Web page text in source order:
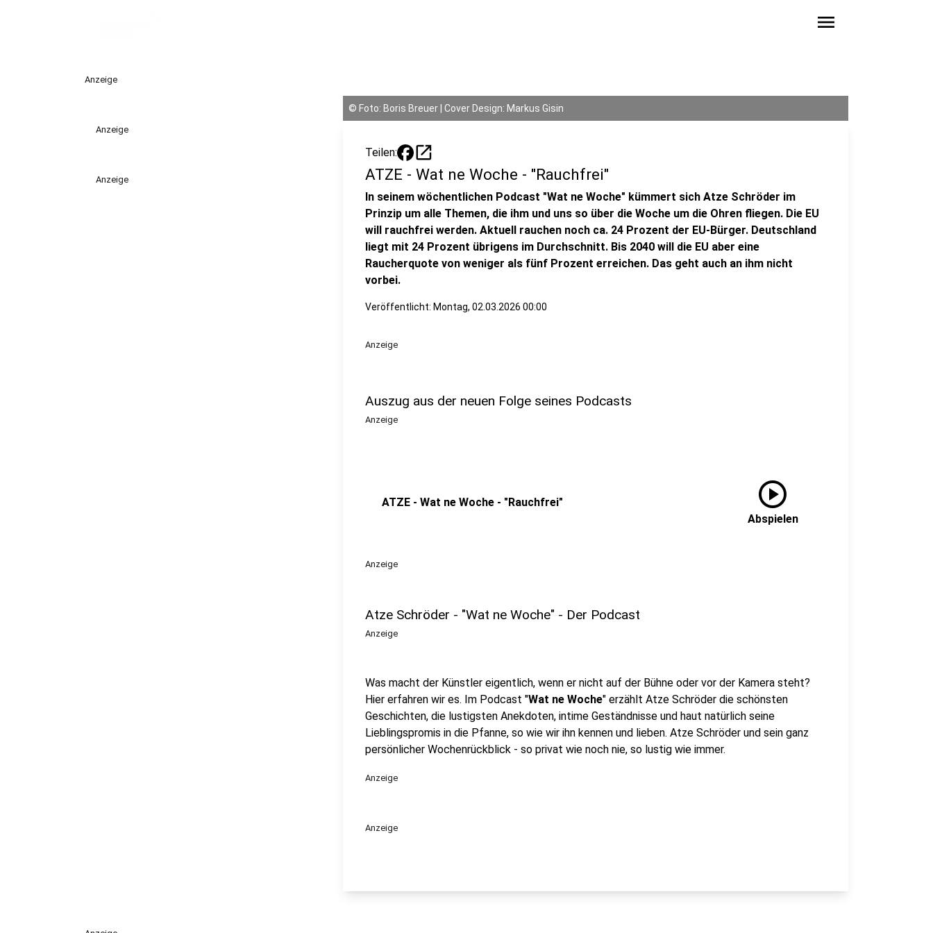
menu
Anzeige
Anzeige
Anzeige
© Foto: Boris Breuer | Cover Design: Markus Gisin
Teilen: open_in_new
ATZE - Wat ne Woche - "Rauchfrei"
In seinem wöchentlichen Podcast "Wat ne Woche" kümmert sich Atze Schröder im
Prinzip um alle Themen, die ihm und uns so über die Woche um die Ohren fliegen. Die EU
will rauchfrei werden. Aktuell rauchen noch ca. 24 Prozent der EU-Bürger. Deutschland
liegt mit 24 Prozent übrigens im Durchschnitt. Bis 2040 will die EU aber eine
Raucherquote von weniger als fünf Prozent erreichen. Das geht auch an ihm nicht
vorbei.
Veröffentlicht: Montag, 02.03.2026 00:00
Anzeige
Auszug aus der neuen Folge seines Podcasts
Anzeige
ATZE - Wat ne Woche - "Rauchfrei" play_circle
Abspielen
Anzeige
Atze Schröder - "Wat ne Woche" - Der Podcast
Anzeige
Was macht der Künstler eigentlich, wenn er nicht auf der Bühne oder vor der Kamera steht?
Hier erfahren wir es. Im Podcast "Wat ne Woche" erzählt Atze Schröder die schönsten
Geschichten, die lustigsten Anekdoten, intime Geständnisse und haut natürlich seine
Lieblingspromis in die Pfanne, so wie wir ihn kennen und lieben. Atze Schröder und sein ganz
persönlicher Wochenrückblick - so privat wie noch nie, so lustig wie immer.
Anzeige
Anzeige